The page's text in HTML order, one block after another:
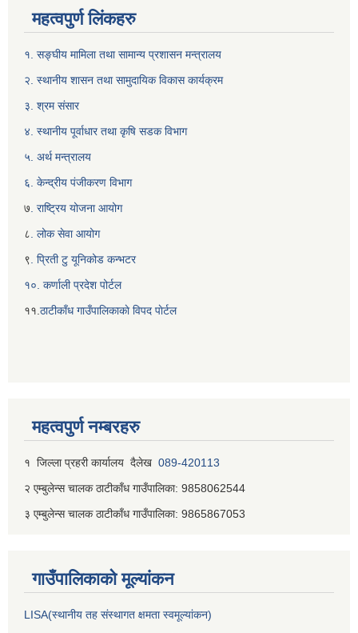
महत्वपुर्ण लिंकहरु
१. सङ्घीय मामिला तथा सामान्य प्रशासन मन्त्रालय
२. स्थानीय शासन तथा सामुदायिक विकास कार्यक्रम
३. श्रम संसार
४. स्थानीय पूर्वाधार तथा कृषि सडक विभाग
५. अर्थ मन्त्रालय
६. केन्द्रीय पंजीकरण विभाग
७. राष्ट्रिय योजना आयोग
८. लोक सेवा आयोग
९. प्रिती टु यूनिकोड कन्भटर
१०. कर्णाली प्रदेश पोर्टल
११.ठाटीकाँध गाउँपालिकाकाे विपद पाेर्टल
महत्वपुर्ण नम्बरहरु
१ जिल्‍ला प्रहरी कार्यालय दैलेख 089-420113
२ एम्बुलेन्स चालक ठाटीकाँध गाउँपालिका: 9858062544
३ एम्बुलेन्स चालक ठाटीकाँध गाउँपालिका: 9865867053
गाउँपालिकाकाे मूल्यांकन
LISA(स्थानीय तह संस्थागत क्षमता स्वमूल्यांकन)